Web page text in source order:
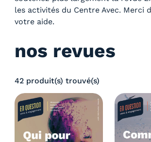
les activités du Centre Avec. Merci
votre aide.
nos revues
42 produit(s) trouvé(s)